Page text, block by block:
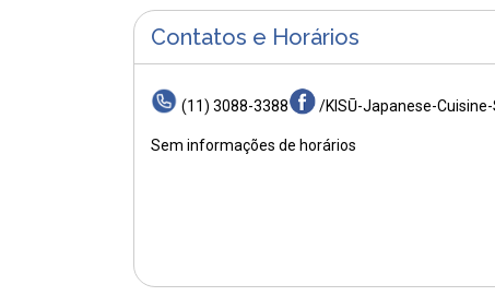
Contatos e Horários
(11) 3088-3388 /KISŪ-Japanese-
Sem informações de horários